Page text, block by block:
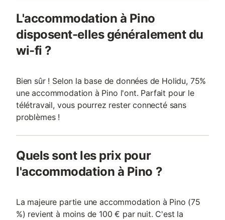
L'accommodation à Pino
disposent-elles généralement du
wi-fi ?
Bien sûr ! Selon la base de données de Holidu, 75%
une accommodation à Pino l'ont. Parfait pour le
télétravail, vous pourrez rester connecté sans
problèmes !
Quels sont les prix pour
l'accommodation à Pino ?
La majeure partie une accommodation à Pino (75
%) revient à moins de 100 € par nuit. C'est la